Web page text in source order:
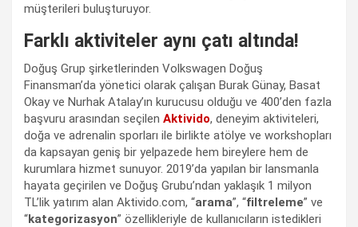
müşterileri buluşturuyor.
Farklı aktiviteler aynı çatı altında!
Doğuş Grup şirketlerinden Volkswagen Doğuş
Finansman’da yönetici olarak çalışan Burak Günay, Basat
Okay ve Nurhak Atalay’ın kurucusu olduğu ve 400’den fazla
başvuru arasından seçilen Aktivido, deneyim aktiviteleri,
doğa ve adrenalin sporları ile birlikte atölye ve workshopları
da kapsayan geniş bir yelpazede hem bireylere hem de
kurumlara hizmet sunuyor. 2019’da yapılan bir lansmanla
hayata geçirilen ve Doğuş Grubu’ndan yaklaşık 1 milyon
TL’lik yatırım alan Aktivido.com, “arama”, “filtreleme” ve
“kategorizasyon” özellikleriyle de kullanıcıların istedikleri